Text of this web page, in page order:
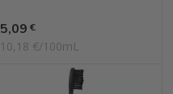
Prix
5,09 €
10,18 €/100mL